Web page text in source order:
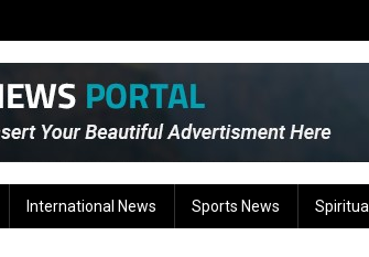
International News Sports News Spiritual